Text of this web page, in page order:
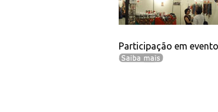
Participação em